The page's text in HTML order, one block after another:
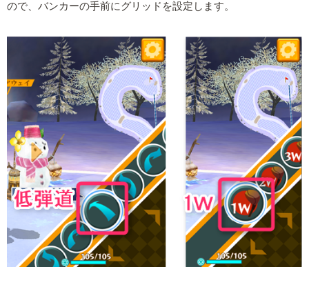
ので、バンカーの手前にグリッドを設定します。